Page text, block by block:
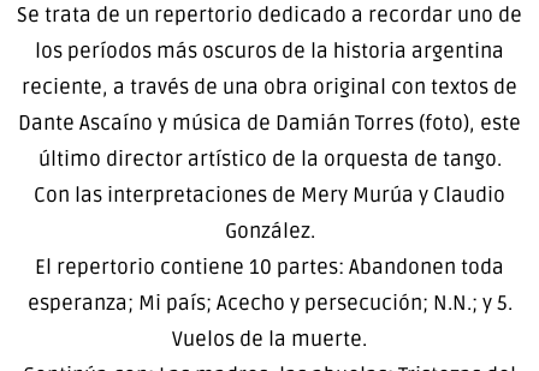
Se trata de un repertorio dedicado a recordar uno de
los períodos más oscuros de la historia argentina
reciente, a través de una obra original con textos de
Dante Ascaíno y música de Damián Torres (foto), este
último director artístico de la orquesta de tango.
Con las interpretaciones de Mery Murúa y Claudio
González.
El repertorio contiene 10 partes: Abandonen toda
esperanza; Mi país; Acecho y persecución; N.N.; y 5.
Vuelos de la muerte.